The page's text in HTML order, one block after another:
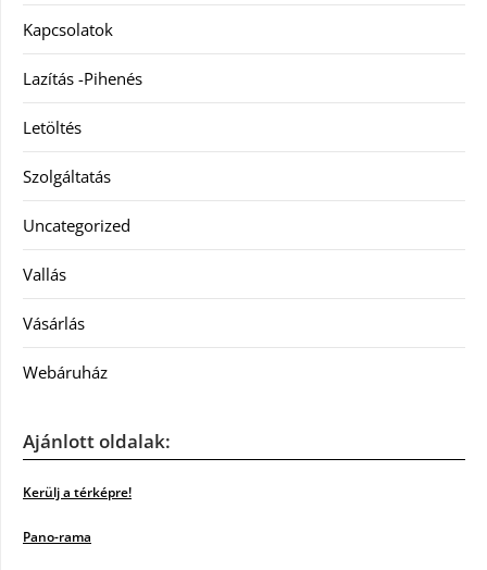
Kapcsolatok
Lazítás -Pihenés
Letöltés
Szolgáltatás
Uncategorized
Vallás
Vásárlás
Webáruház
Ajánlott oldalak:
Kerülj a térképre!
Pano-rama